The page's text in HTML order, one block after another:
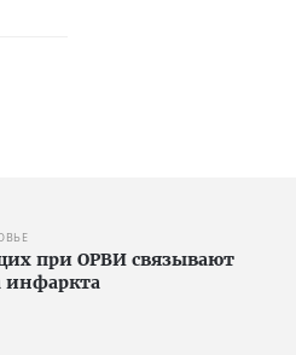
при ОРВИ связывают
инфаркта